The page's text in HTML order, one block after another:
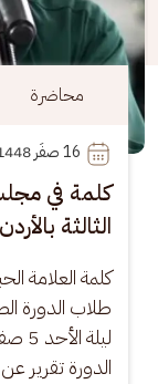
محاضرة
16
كلمة في
الثالثة بالأردن 1448هـ
كلمة العلامة
طلاب الدورة
الدورة تقرير